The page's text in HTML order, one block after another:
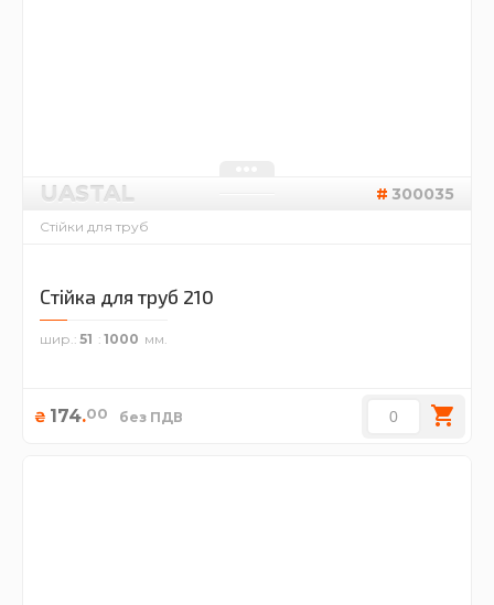
UASTAL 300035
Стійки для труб
Стійка для труб 210
шир. 51 1000
₴ 174.00 без ПДВ